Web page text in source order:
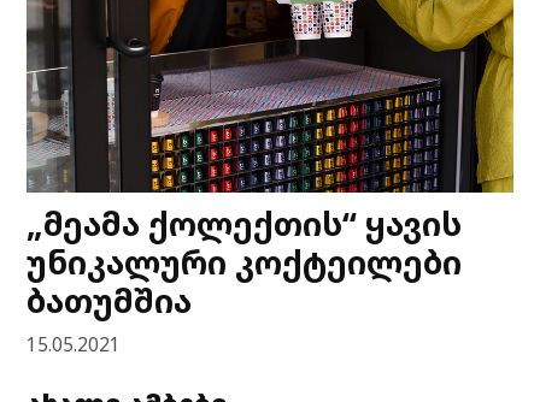
„მეამა ქოლექთის“ ყავის
უნიკალური კოქტეილები
ბათუმშია
15.05.2021